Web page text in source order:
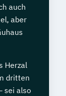
auch
aber
Herzal
dritten
sei also